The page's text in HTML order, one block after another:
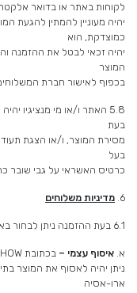
לקוחות באתר או בדואר
יהיה מעוניין להמתין להגעת
כמוצדקת, הוא
יהיה זכאי לבטל את ההזמנה
המוצר
בכפוף לאישור חברת
5.8 האתר ו/או מי מנציגיו
בעת
מסירת המוצר, ו/או הצגת
בעל
כרטיס האשראי על גבי שובר
6. מדיניות משלוחים
6.1 בעת ההזמנה ניתן לבחור באחת מדרכי המשלוח הבאים:
א. איסוף עצמי – בכתובת WATCH SHOW רח’ לאונרדו דה וינצ'י 12, תל אביב
ניתן יהיה לאסוף את המוצר
ארו-אסיה